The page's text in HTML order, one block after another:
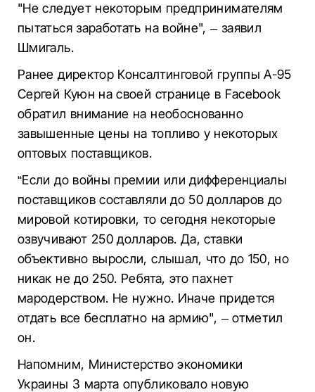
"Не следует некоторым предпринимателям
пытаться заработать на войне", – заявил
Шмигаль.
Ранее директор Консалтинговой группы А-95
Сергей Куюн на своей странице в Facebook
обратил внимание на необоснованно
завышенные цены на топливо у некоторых
оптовых поставщиков.
“Если до войны премии или дифференциалы
поставщиков составляли до 50 долларов до
мировой котировки, то сегодня некоторые
озвучивают 250 долларов. Да, ставки
объективно выросли, слышал, что до 150, но
никак не до 250. Ребята, это пахнет
мародерством. Не нужно. Иначе придется
отдать все бесплатно на армию", – отметил
он.
Напомним, Министерство экономики
Украины 3 марта опубликовало новую